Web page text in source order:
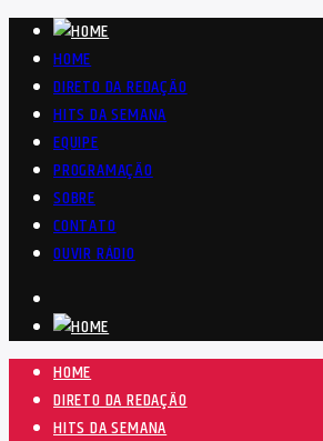
HOME
DIRETO DA REDAÇÃO
HITS DA SEMANA
EQUIPE
PROGRAMAÇÃO
SOBRE
CONTATO
OUVIR RÁDIO
HOME
DIRETO DA REDAÇÃO
HITS DA SEMANA